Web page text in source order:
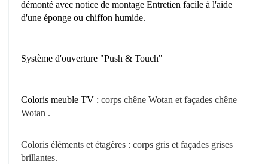
démonté avec notice de montage Entretien facile à l'aide
d'une éponge ou chiffon humide.
Système d'ouverture "Push & Touch"
Coloris meuble TV : corps chêne Wotan et façades chêne
Wotan .
Coloris éléments et étagères : corps gris et façades grises
brillantes.